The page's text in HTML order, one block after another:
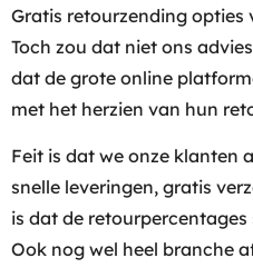
Gratis retourzending opties
Toch zou dat niet ons
dat de grote online
met het herzien van hun
Feit is dat we onze klanten
snelle leveringen, gratis
is dat de
Ook nog wel heel branche